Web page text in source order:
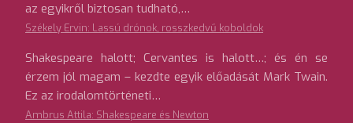
az egyikről biztosan tudható,…
Székely Ervin: Lassú drónok, rosszkedvű koboldok
Shakespeare halott; Cervantes is halott…; és én se
érzem jól magam – kezdte egyik előadását Mark Twain.
Ez az irodalomtörténeti…
Ambrus Attila: Shakespeare és Newton